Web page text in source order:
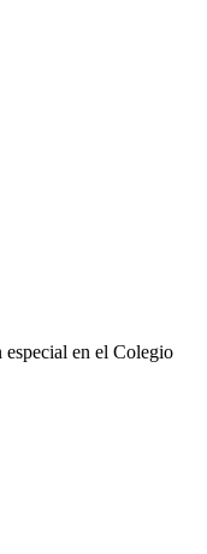
en el Colegio